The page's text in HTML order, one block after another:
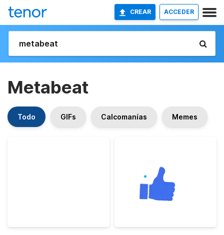
CREAR ACCEDER
Metabeat
Todo GIFs Calcomanías Memes